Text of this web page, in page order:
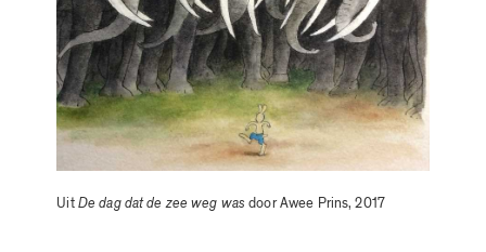
UitDe dag dat de zee weg was door Awee Prins, 2017